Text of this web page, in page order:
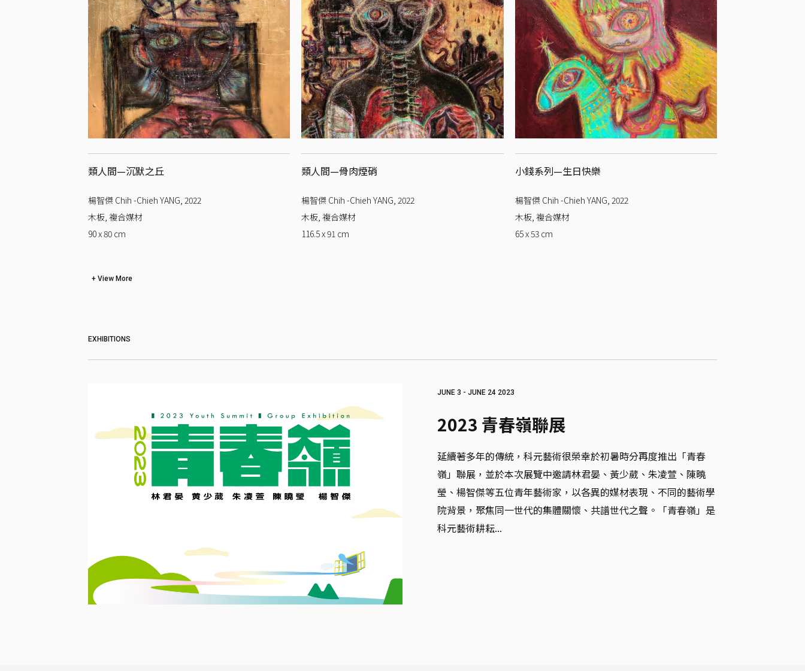
類人間—沉默之丘
楊智傑 Chih -Chieh YANG 2022
木板, 複合媒材
90 x 80 cm
類人間—骨肉煙硝
楊智傑 Chih -Chieh YANG 2022
木板, 複合媒材
116.5 x 91 cm
小錢系列—生日快樂
楊智傑 Chih -Chieh YANG 2022
木板, 複合媒材
65 x 53cm
View More
EXHIBITIONS
JUNE 3 - JUNE 24 2023
2023 青春嶺聯展
延續著多年的傳統，科元藝術很榮幸於初暑時分再度推出「青春
嶺」聯展，並於本次展覽中邀請林君晏、黃少葳、朱凌萱、陳曉
瑩、楊智傑等五位青年藝術家，以各異的媒材表現、不同的藝術學
院背景，聚焦同一世代的集體關懷、共譜世代之聲。「青春嶺」是
科元藝術耕耘...